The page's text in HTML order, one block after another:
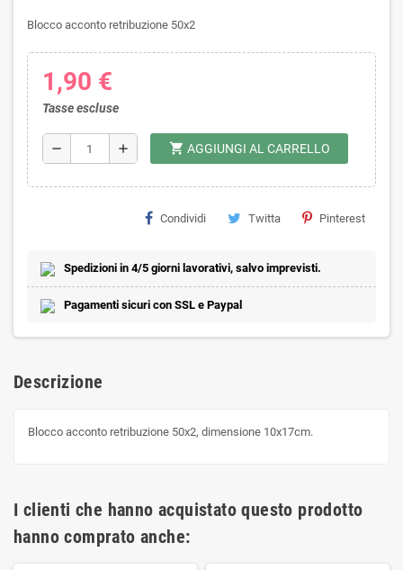
Blocco acconto retribuzione 50x2
1,90 €
Tasse escluse
remove add shopping_cart AGGIUNGI AL CARRELLO
Condividi Twitta Pinterest
Spedizioni in 4/5 giorni lavorativi, salvo imprevisti.
Pagamenti sicuri con SSL e Paypal
Descrizione
Blocco acconto retribuzione 50x2, dimensione 10x17cm.
I clienti che hanno acquistato questo prodotto
hanno comprato anche: